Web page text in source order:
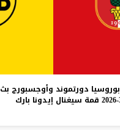
بوروسيا دورتموند وأوجسبورج بث
قمة سيغنال إيدونا بارك